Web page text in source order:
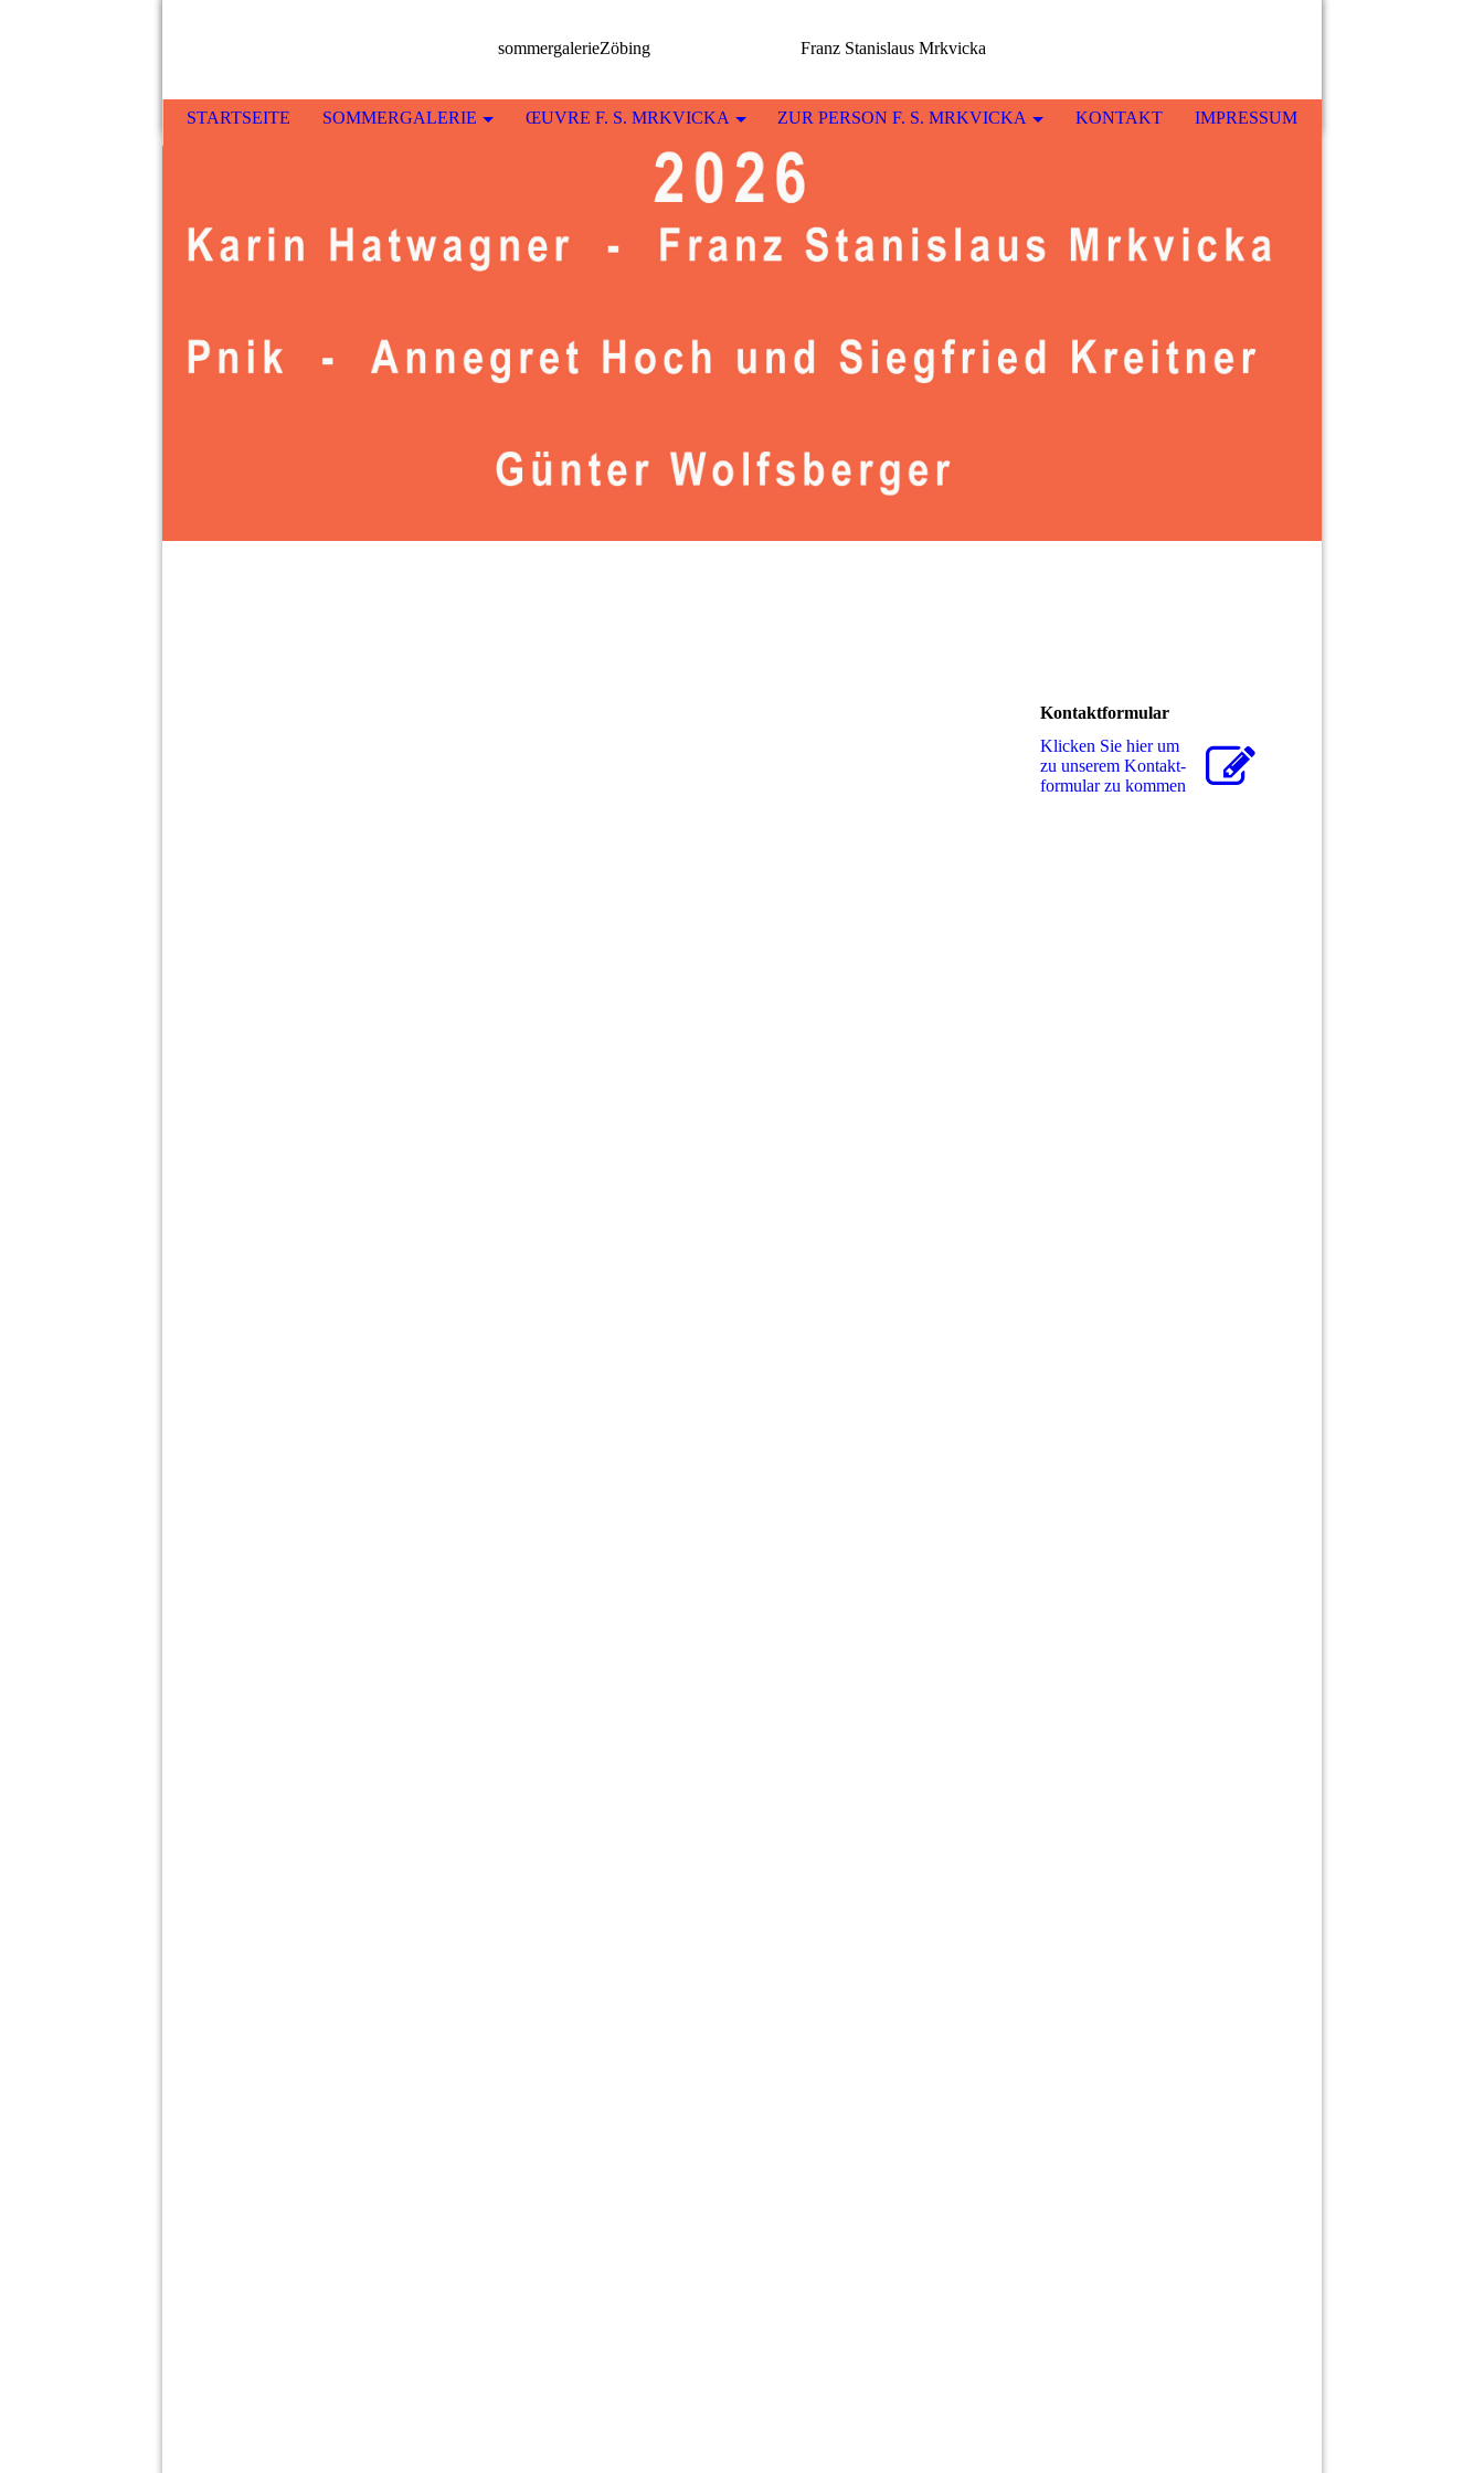
sommergalerieZöbing Franz Stanislaus Mrkvicka
STARTSEITE SOMMERGALERIE ŒUVRE F. S. MRKVICKA ZUR PERSON F. S. MRKVICKA KONTAKT IMPRESSUM
Kontaktformular
Klicken Sie hier um
zu unserem Kon­takt­
for­mu­lar zu kommen